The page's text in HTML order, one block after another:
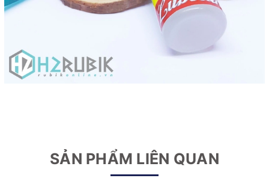
SẢN PHẨM LIÊN QUAN